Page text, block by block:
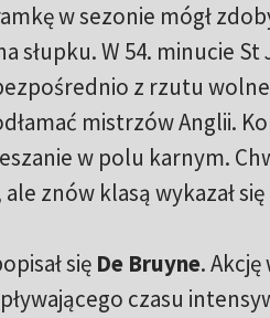
w sezonie mógł
słupku. W 54. minucie St
z rzutu
mistrzów Anglii.
w polu karnym.
znów klasą wykazał się
się De Bruyne. Akcję
czasu